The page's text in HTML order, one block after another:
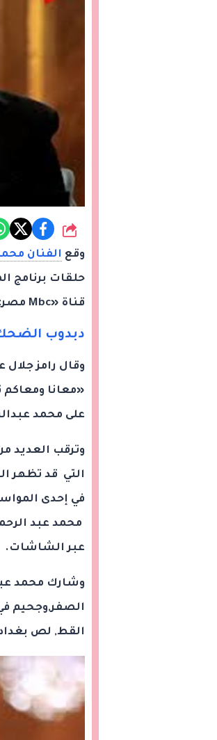
شارك
وقع الفنان
حلقات برنامج
قناة «Mbc مصر»، يوميًا طوال شهر رمضان المبارك بعد أذان المغرب.
دبدوب
وقال رامز جلال
«معانا ومعاكم
على محمد
وترقب العديد
التي قد تظهر
في إحدى
محمد عبد
عبر الشاشات.
وشارك محمد
الصفر,وجحيم في
القط, لص